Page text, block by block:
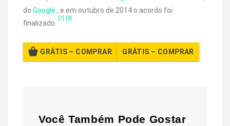
do Google , e em outubro de 2014 o acordo foi
finalizado.
[7] [8]
GRÁTIS – COMPRAR
Você Também Pode Gostar